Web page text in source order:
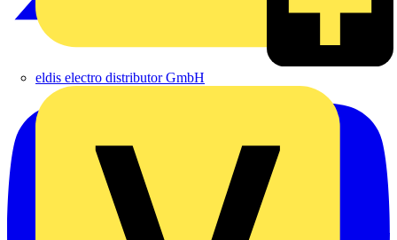
eldis electro distributor GmbH